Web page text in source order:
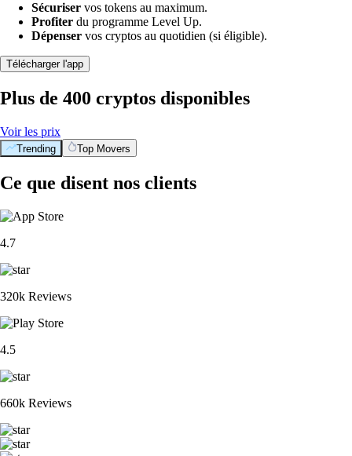
Sécuriser vos tokens au maximum.
Profiter du programme Level Up.
Dépenser vos cryptos au quotidien (si éligible).
Télécharger l'app
Plus de 400 cryptos disponibles
Voir les prix
Trending Top Movers
Ce que disent nos clients
4.7
320k Reviews
4.5
660k Reviews